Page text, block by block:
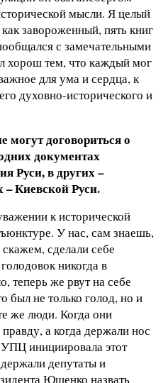
мысли. Я целый
завороженный, пять книг
с замечательными
хорош тем, что каждый мог
для ума и сердца, к
духовно-исторического и
могут договориться о
документах
Руси, в других –
– Киевской Руси.
к исторической
У нас, сам знаешь,
сделали себе
никогда в
теперь же рвут на себе
был не только голод, но и
же люди. Когда они
а когда держали нос
инициировала этот
депутаты и
Ющенко назвать